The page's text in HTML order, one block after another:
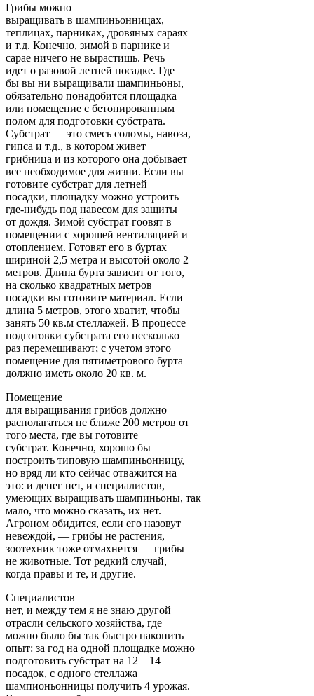
Грибы можно
выращивать в шампиньонницах,
теплицах, парниках, дровяных сараях
и т.д. Конечно, зимой в парнике и
сарае ничего не вырастишь. Речь
идет о разовой летней посадке. Где
бы вы ни выращивали шампиньоны,
обязательно понадобится площадка
или помещение с бетонированным
полом для подготовки субстрата.
Субстрат — это смесь соломы, навоза,
гипса и т.д., в котором живет
грибница и из которого она добывает
все необходимое для жизни. Если вы
готовите субстрат для летней
посадки, площадку можно устроить
где-нибудь под навесом для защиты
от дождя. Зимой субстрат гоовят в
помещении с хорошей вентиляцией и
отоплением. Готовят его в буртах
шириной 2,5 метра и высотой около 2
метров. Длина бурта зависит от того,
на сколько квадратных метров
посадки вы готовите материал. Если
длина 5 метров, этого хватит, чтобы
занять 50 кв.м стеллажей. В процессе
подготовки субстрата его несколько
раз перемешивают; с учетом этого
помещение для пятиметрового бурта
должно иметь около 20 кв. м.
Помещение
для выращивания грибов должно
располагаться не ближе 200 метров от
того места, где вы готовите
субстрат. Конечно, хорошо бы
построить типовую шампиньонницу,
но вряд ли кто сейчас отважится на
это: и денег нет, и специалистов,
умеющих выращивать шампиньоны, так
мало, что можно сказать, их нет.
Агроном обидится, если его назовут
невеждой, — грибы не растения,
зоотехник тоже отмахнется — грибы
не животные. Тот редкий случай,
когда правы и те, и другие.
Специалистов
нет, и между тем я не знаю другой
отрасли сельского хозяйства, где
можно было бы так быстро накопить
опыт: за год на одной площадке можно
подготовить субстрат на 12—14
посадок, с одного стеллажа
шампионьонницы получить 4 урожая.